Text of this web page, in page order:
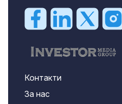
Контакти
За нас